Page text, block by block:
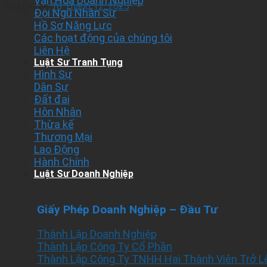
Đội Ngũ Nhân Sự
Hồ Sơ Năng Lực
Các hoạt động của chúng tôi
Liên Hệ
Luật Sư Tranh Tụng
Hình Sự
Dân Sự
Đất đai
Hôn Nhân
Thừa kế
Thương Mại
Lao Động
Hành Chính
Luật Sư Doanh Nghiệp
Giấy Phép Doanh Nghiệp – Đầu Tư
Thành Lập Doanh Nghiệp
Thành Lập Công Ty Cổ Phần
Thành Lập Công Ty TNHH Hai Thành Viên Trở
Posted on16 Tháng 12, 2025